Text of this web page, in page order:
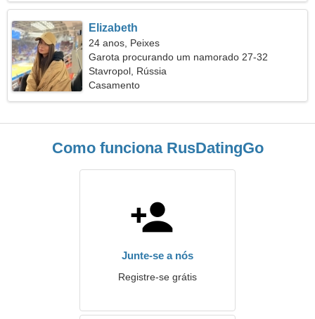
Elizabeth
24 anos, Peixes
Garota procurando um namorado 27-32
Stavropol, Rússia
Casamento
Como funciona RusDatingGo
Junte-se a nós
Registre-se grátis